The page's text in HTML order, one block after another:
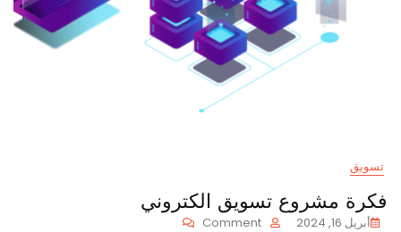
تسويق
فكرة مشروع تسويق الكتروني
أبريل 16, 2024 Comment
On